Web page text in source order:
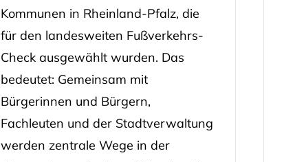
Kommunen in Rheinland-Pfalz, die
für den landesweiten Fußverkehrs-
Check ausgewählt wurden. Das
bedeutet: Gemeinsam mit
Bürgerinnen und Bürgern,
Fachleuten und der Stadtverwaltung
werden zentrale Wege in der